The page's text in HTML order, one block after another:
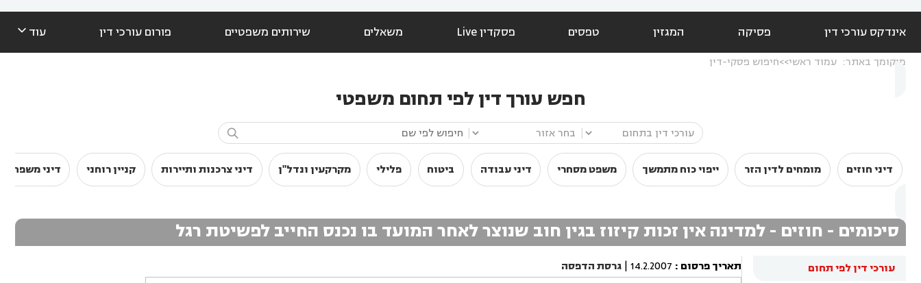
אינדקס עורכי דין פסיקה המגזין טפסים פסקדין Live משאלים שירותים משפטיים פורום עורכי דין עוד 
מיקומך באתר: עמוד ראשי חיפוש פסקי-דין
חפש עורך דין לפי תחום משפטי

דיני חוזים מומחים לדין הזר ייפוי כוח מתמשך משפט מסחרי דיני עבודה ביטוח פלילי מקרקעין ונדל"ן דיני צרכנות ותיירות קניין רוחני דיני משפחה
סיכומים - חוזים - למדינה אין זכות קיזוז בגין חוב שנוצר לאחר המועד בו נכנס החייב לפשיטת רגל
עורכי דין לפי תחום
תאריך פרסום :
14.2.2007
| גרסת הדפסה